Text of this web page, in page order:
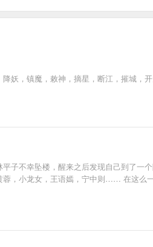
妖，镇魔，敕神，摘星，断江，摧城，开
子不幸坠楼，醒来之后发现自己到了
，小龙女，王语嫣，宁中则…… 在这么一